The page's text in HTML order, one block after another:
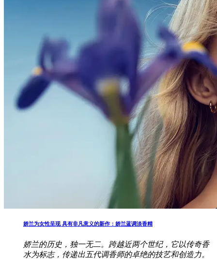
娇兰为女性呈现 具有非凡意义的新作：娇兰蓝调淡香精
娇兰的历史，独一无二。跨越近两个世纪，它以传奇香
水为标志，传递出五代调香师的卓绝的技艺和创造力。